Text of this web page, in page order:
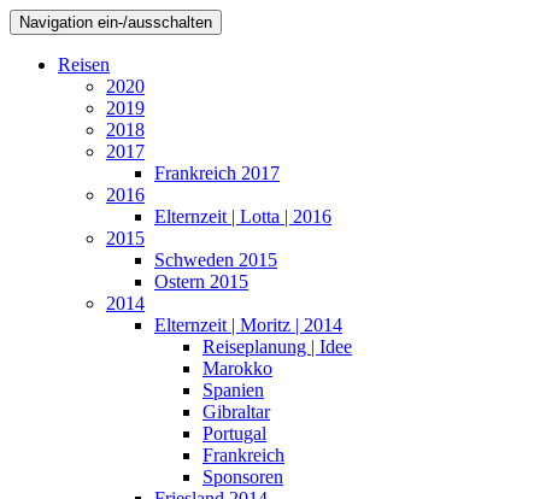
Navigation ein-/ausschalten
Reisen
2020
2019
2018
2017
Frankreich 2017
2016
Elternzeit | Lotta | 2016
2015
Schweden 2015
Ostern 2015
2014
Elternzeit | Moritz | 2014
Reiseplanung | Idee
Marokko
Spanien
Gibraltar
Portugal
Frankreich
Sponsoren